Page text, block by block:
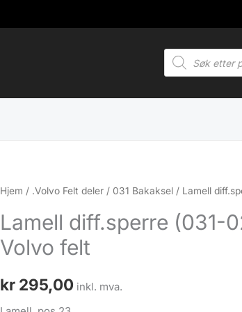
Products
search
Hjem / .Volvo Felt deler / 031 Bakaksel / Lamell
Lamell diff.sperre (031-
Volvo felt
kr 295,00 inkl. mva.